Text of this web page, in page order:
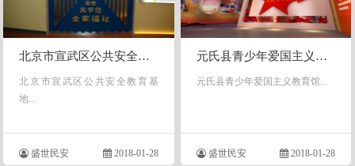
北京市宣武区公共安全教育基地
北京市宣武区公共安全教育基
地...
盛世民安 2018-01-28
元氏县青少年爱国主义教育馆
元氏县青少年爱国主义教育馆...
盛世民安 2018-01-28